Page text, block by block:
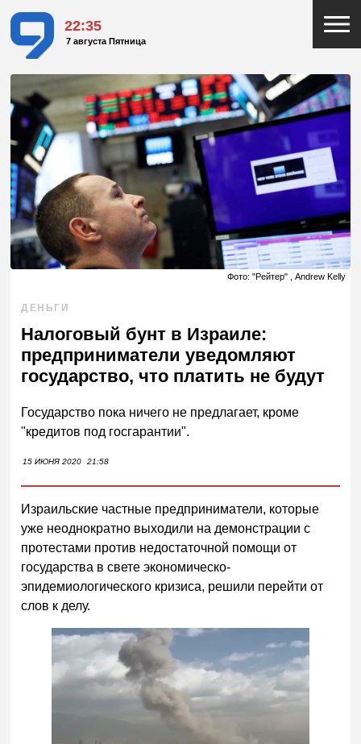
22:35
7 августа Пятница
Фото: "Рейтер" , Andrew Kelly
ДЕНЬГИ
Налоговый бунт в Израиле:
предприниматели уведомляют
государство, что платить не будут
Государство пока ничего не предлагает, кроме
"кредитов под госгарантии".
15 ИЮНЯ 2020 21:58
Израильские частные предприниматели, которые
уже неоднократно выходили на демонстрации с
протестами против недостаточной помощи от
государства в свете экономическо-
эпидемиологического кризиса, решили перейти от
слов к делу.